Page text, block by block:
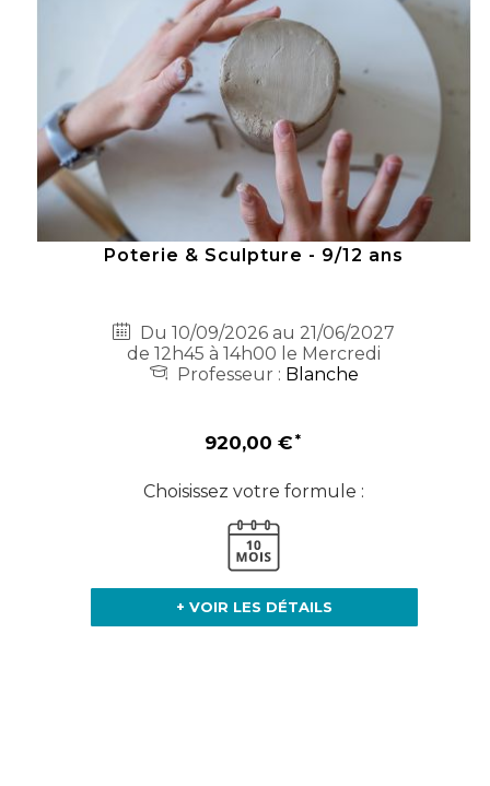
Poterie & Sculpture - 9/12 ans
Du 10/09/2026 au 21/06/2027
de 12h45 à 14h00 le Mercredi
Professeur : Blanche
920,00 €
Choisissez votre formule :
+ VOIR LES DÉTAILS